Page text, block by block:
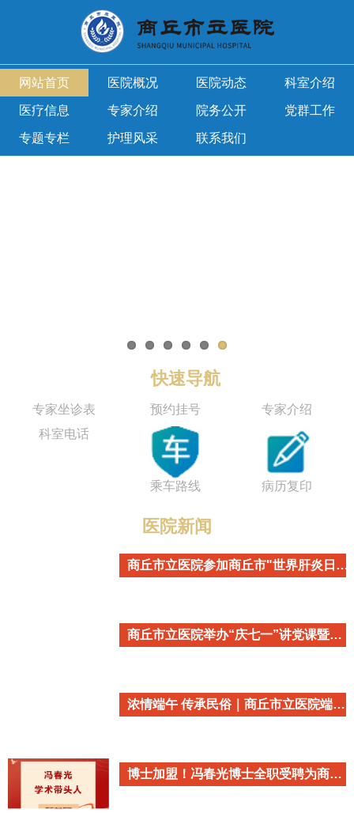
网站首页 医院概况 医院动态 科室介绍
医疗信息 专家介绍 院务公开 党群工作
专题专栏 护理风采 联系我们
快速导航
专家坐诊表 预约挂号
专家介绍
科室电话
乘车路线 病历复印
医院新闻
商丘市立医院参加商丘市"世界肝炎日"主题宣传活动
商丘市立医院举办“庆七一”讲党课暨重温入党誓词活动
浓情端午 传承民俗｜商丘市立医院端午民俗主题活动温情开启
博士加盟！冯春光博士全职受聘为商丘市立医院心血管内科学术带头人